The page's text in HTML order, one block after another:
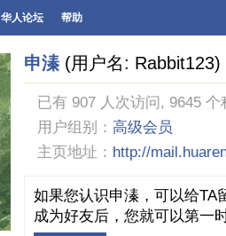
华人论坛 帮助
申溱 (用户名: Rabbit123)
已有 907 人次访问, 9645
用户组别： 高级会员
主页地址： http://
如果您认识申溱，可以给TA
成为好友后，您就可以第一